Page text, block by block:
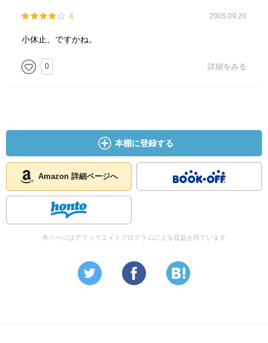
4 2005.09.20
小休止、ですかね。
0 詳細をみる
本棚に登録する
Amazon 詳細ページへ
本ページはアフィリエイトプログラムによる収益を得ています